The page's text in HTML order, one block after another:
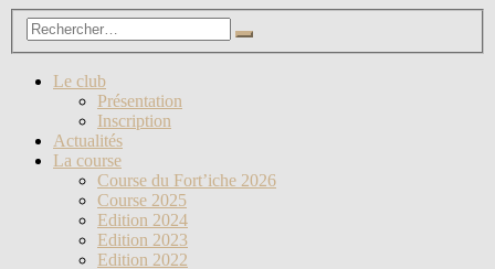
Le club
Présentation
Inscription
Actualités
La course
Course du Fort’iche 2026
Course 2025
Edition 2024
Edition 2023
Edition 2022